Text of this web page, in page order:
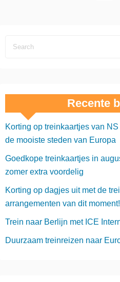
h
t
e
p
a
g
Recente
Korting op treinkaartjes van
de mooiste steden van Europa
Goedkope treinkaartjes in
zomer extra voordelig
Korting op dagjes uit met de
arrangementen van dit moment!
Trein naar Berlijn met ICE
Duurzaam treinreizen naar